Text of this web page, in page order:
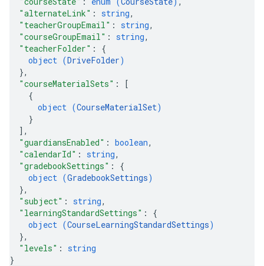
"alternateLink" : string,
"teacherGroupEmail" : string,
"courseGroupEmail" : string,
"teacherFolder" : {
object (DriveFolder)
},
"courseMaterialSets" :
[
{
object (CourseMaterialSet)
}
] ,
"guardiansEnabled" : boolean,
"calendarId" : string,
"gradebookSettings" : {
object (GradebookSettings)
},
"subject" : string,
"learningStandardSettings" : {
object (CourseLearningStandardSettings)
},
"levels" : string
}